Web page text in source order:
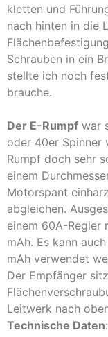
kletten und
nach hinten in die
Schrauben in ein
stellte ich noch
brauche.
Der E-Rumpf war
oder 40er Spinner
Rumpf doch sehr
einem
Motorspant
abgleichen.
einem 60A-Regler
mAh. Es kann
mAh verwendet
Der Empfänger
Leitwerk nach
Technische Daten: